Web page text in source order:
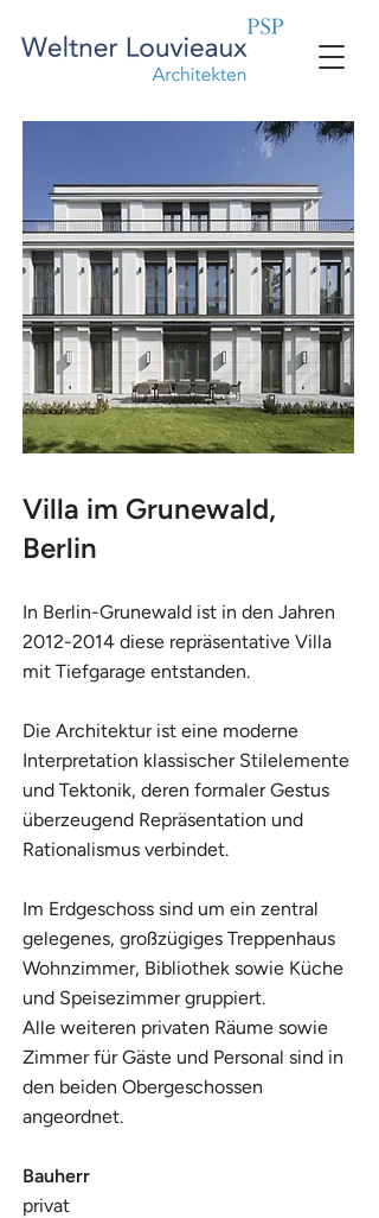
Villa im Grunewald,
Berlin
In Berlin-Grunewald ist in den Jahren
2012-2014 diese repräsentative Villa
mit Tiefgarage entstanden.
Die Architektur ist eine moderne
Interpretation klassischer Stilelemente
und Tektonik, deren formaler Gestus
überzeugend Repräsentation und
Rationalismus verbindet.
Im Erdgeschoss sind um ein zentral
gelegenes, großzügiges Treppenhaus
Wohnzimmer, Bibliothek sowie Küche
und Speisezimmer gruppiert.
Alle weiteren privaten Räume sowie
Zimmer für Gäste und Personal sind in
den beiden Obergeschossen
angeordnet.
Bauherr
privat